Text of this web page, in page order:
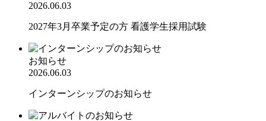
2026.06.03
2027年3月卒業予定の方 看護学生採用試験
お知らせ
2026.06.03
インターンシップのお知らせ